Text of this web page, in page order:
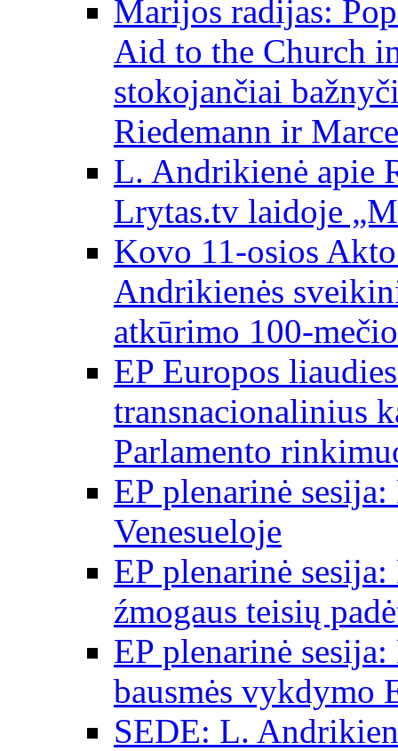
Marijos radijas:
Aid to the Church
stokojančiai
Riedemann ir
L. Andrikienė apie
Lrytas.tv laidoje
Kovo 11-osios
Andrikienės
atkūrimo 100-
EP Europos
transnacionalinius
Parlamento
EP plenarinė
Venesueloje
EP plenarinė
źmogaus teisių
EP plenarinė
bausmės vykdymo
SEDE: L.